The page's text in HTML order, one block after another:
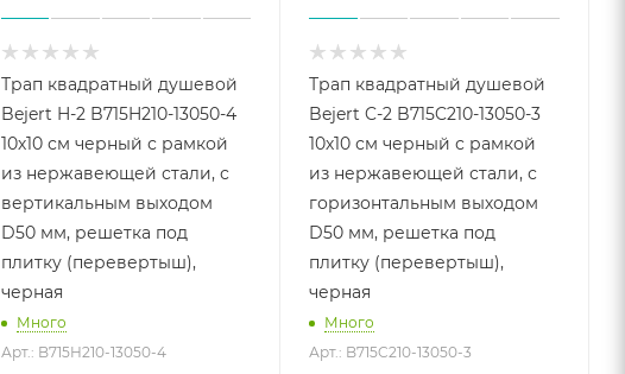
Трап квадратный душевой
Bejert H-2 B715H210-13050-4
10х10 см черный с рамкой
из нержавеющей стали, с
вертикальным выходом
D50 мм, решетка под
плитку (перевертыш),
черная
Много
Арт.: B715H210-13050-4
Трап квадратный душевой
Bejert C-2 B715C210-13050-3
10х10 см черный с рамкой
из нержавеющей стали, с
горизонтальным выходом
D50 мм, решетка под
плитку (перевертыш),
черная
Много
Арт.: B715C210-13050-3